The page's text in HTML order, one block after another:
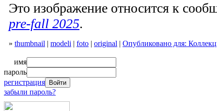
Это изображение относится к
pre-fall 2025.
» thumbnail | modeli | foto | original | Опубликовано для:
имя
пароль
регистрация
забыли пароль?